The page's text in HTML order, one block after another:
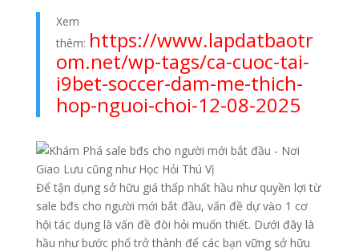
Xem
thêm: https://www.lapdatbaotr
om.net/wp-tags/ca-cuoc-tai-
i9bet-soccer-dam-me-thich-
hop-nguoi-choi-12-08-2025
Để tận dụng sở hữu giá thấp nhất hầu như quyền lợi từ
sale bđs cho người mới bắt đầu, vấn đề dự vào 1 cơ
hội tác dụng là vấn đề đòi hỏi muốn thiết. Dưới đây là
hầu như bước phổ trở thành để các bạn vững sở hữu